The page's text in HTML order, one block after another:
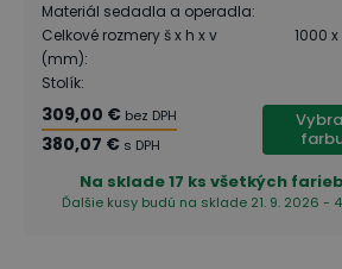
Materiál sedadla a operadla:
Celkové rozmery š x h x v
(mm):
1000
Stolík:
309,00 € bez DPH
380,07 € s DPH
Na sklade17 ks všetkých farieb
Ďalšie kusy budú na sklade 21. 9. 2026 -